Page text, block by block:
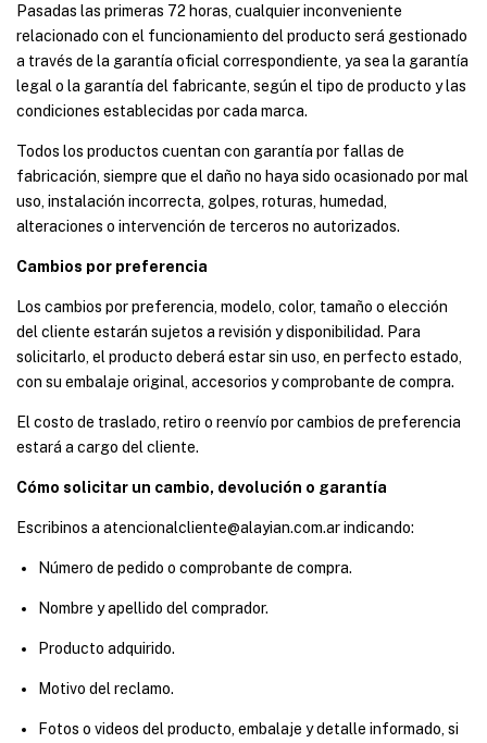
Pasadas las primeras 72 horas, cualquier inconveniente
relacionado con el funcionamiento del producto será gestionado
a través de la garantía oficial correspondiente, ya sea la garantía
legal o la garantía del fabricante, según el tipo de producto y las
condiciones establecidas por cada marca.
Todos los productos cuentan con garantía por fallas de
fabricación, siempre que el daño no haya sido ocasionado por mal
uso, instalación incorrecta, golpes, roturas, humedad,
alteraciones o intervención de terceros no autorizados.
Cambios por preferencia
Los cambios por preferencia, modelo, color, tamaño o elección
del cliente estarán sujetos a revisión y disponibilidad. Para
solicitarlo, el producto deberá estar sin uso, en perfecto estado,
con su embalaje original, accesorios y comprobante de compra.
El costo de traslado, retiro o reenvío por cambios de preferencia
estará a cargo del cliente.
Cómo solicitar un cambio, devolución o garantía
Escribinos a atencionalcliente@alayian.com.arindicando:
Número de pedido o comprobante de compra.
Nombre y apellido del comprador.
Producto adquirido.
Motivo del reclamo.
Fotos o videos del producto, embalaje y detalle informado, si